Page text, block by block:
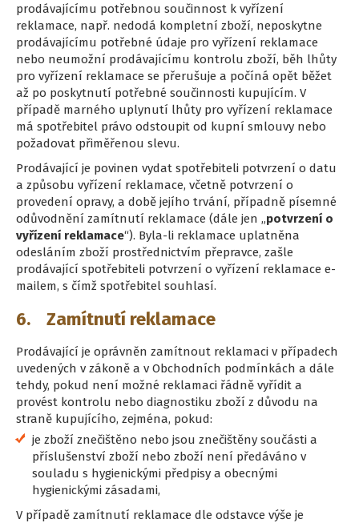
prodávajícímu potřebnou součinnost k vyřízení
reklamace, např. nedodá kompletní zboží, neposkytne
prodávajícímu potřebné údaje pro vyřízení reklamace
nebo neumožní prodávajícímu kontrolu zboží, běh lhůty
pro vyřízení reklamace se přerušuje a počíná opět běžet
až po poskytnutí potřebné součinnosti kupujícím. V
případě marného uplynutí lhůty pro vyřízení reklamace
má spotřebitel právo odstoupit od kupní smlouvy nebo
požadovat přiměřenou slevu.
Prodávající je povinen vydat spotřebiteli potvrzení o datu
a způsobu vyřízení reklamace, včetně potvrzení o
provedení opravy, a době jejího trvání, případně písemné
odůvodnění zamítnutí reklamace (dále jen „potvrzení o
vyřízení reklamace“). Byla-li reklamace uplatněna
odesláním zboží prostřednictvím přepravce, zašle
prodávající spotřebiteli potvrzení o vyřízení reklamace e-
mailem, s čímž spotřebitel souhlasí.
6. Zamítnutí reklamace
Prodávající je oprávněn zamítnout reklamaci v případech
uvedených v zákoně a v Obchodních podmínkách a dále
tehdy, pokud není možné reklamaci řádně vyřídit a
provést kontrolu nebo diagnostiku zboží z důvodu na
straně kupujícího, zejména, pokud:
je zboží znečištěno nebo jsou znečištěny součásti a
příslušenství zboží nebo zboží není předáváno v
souladu s hygienickými předpisy a obecnými
hygienickými zásadami,
V případě zamítnutí reklamace dle odstavce výše je